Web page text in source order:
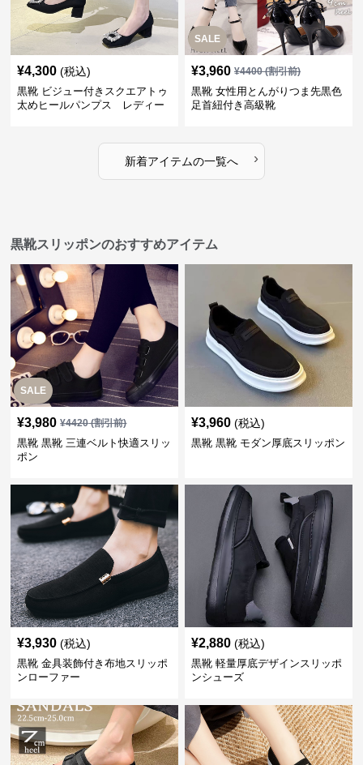
¥4,300 (税込)
黒靴 ビジュー付きスクエアトゥ
太めヒールパンプス レディー
SALE
¥3,960 ¥4400(割引前)
黒靴 女性用とんがりつま先黒色
足首紐付き高級靴
新着アイテムの一覧へ ›
黒靴スリッポンのおすすめアイテム
SALE
¥3,980 ¥4420(割引前)
黒靴 黒靴 三連ベルト快適スリッ
ポン
¥3,960 (税込)
黒靴 黒靴 モダン厚底スリッポン
¥3,930 (税込)
黒靴 金具装飾付き布地スリッポ
ンローファー
¥2,880 (税込)
黒靴 軽量厚底デザインスリッポ
ンシューズ